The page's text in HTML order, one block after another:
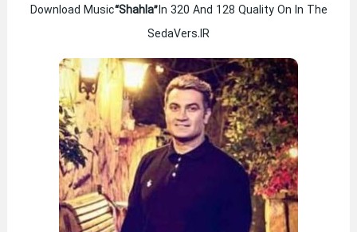
Download Music“Shahla”In 320 And 128 Quality On In The
SedaVers.IR